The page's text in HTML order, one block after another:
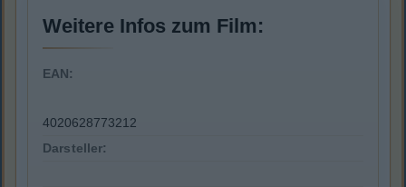
Weitere Infos zum Film:
EAN:
4020628773212
Darsteller: